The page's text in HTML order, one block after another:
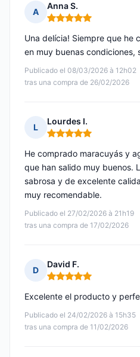
A
Anna S.
Nota: 5 de 5
Publicado el 08/03/2026 à 12h02
tras una compra de 26/02/2026
Una delícia! Siempre que he
en muy buenas condiciones,
L
Lourdes I.
Nota: 5 de 5
Publicado el 27/02/2026 à 21h19
tras una compra de 17/02/2026
He comprado maracuyás y
que han salido muy buenos.
sabrosa y de excelente
muy recomendable.
D
David F.
Nota: 5 de 5
Publicado el 24/02/2026 à 15h35
tras una compra de 11/02/2026
Excelente el producto y